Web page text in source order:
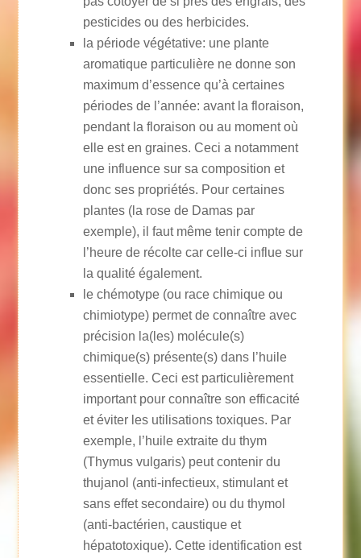
pesticides ou des herbicides.
la période végétative: une plante
aromatique particulière ne donne son
maximum d’essence qu’à certaines
périodes de l’année: avant la floraison,
pendant la floraison ou au moment où
elle est en graines. Ceci a notamment
une influence sur sa composition et
donc ses propriétés. Pour certaines
plantes (la rose de Damas par
exemple), il faut même tenir compte de
l’heure de récolte car celle-ci influe sur
la qualité également.
le chémotype (ou race chimique ou
chimiotype) permet de connaître avec
précision la(les) molécule(s)
chimique(s) présente(s) dans l’huile
essentielle. Ceci est particulièrement
important pour connaître son efficacité
et éviter les utilisations toxiques. Par
exemple, l’huile extraite du thym
(Thymus vulgaris) peut contenir du
thujanol (anti-infectieux, stimulant et
sans effet secondaire) ou du thymol
(anti-bactérien, caustique et
hépatotoxique). Cette identification est